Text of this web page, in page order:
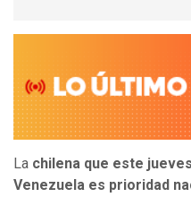
La chilena que este
Venezuela es prioridad